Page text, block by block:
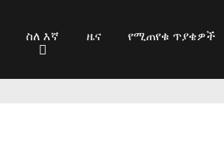
ስለ እኛ ዜና የሚጠየቁ ጥያቄዎች